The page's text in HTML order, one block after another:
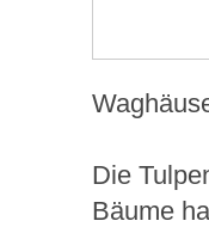
Die
Bäume